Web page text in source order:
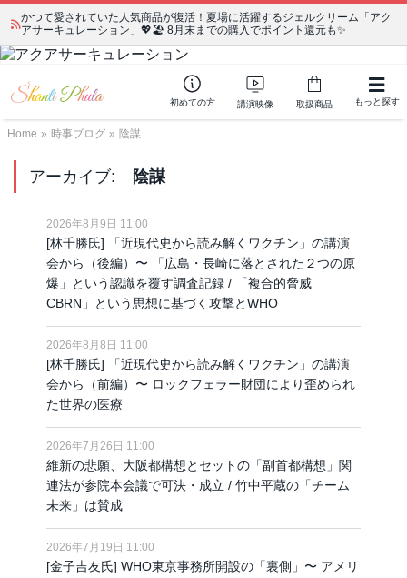
宗教学講座 中級コース 第139回 明治以降の日本の闇３ 〜日本の黒幕た
ちの出自／在日が入り込むヤクザ／朝鮮進駐軍から始まったパチンコ利権
初めての方 講演映像 取扱商品 もっと探す
Home » 時事ブログ » 陰謀
アーカイブ: 陰謀
2026年8月9日 11:00
[林千勝氏] 「近現代史から読み解くワクチン」の講演
会から（後編）〜 「広島・長崎に落とされた２つの原
爆」という認識を覆す調査記録 / 「複合的脅威
CBRN」という思想に基づく攻撃とWHO
2026年8月8日 11:00
[林千勝氏] 「近現代史から読み解くワクチン」の講演
会から（前編）〜 ロックフェラー財団により歪められ
た世界の医療
2026年7月26日 11:00
維新の悲願、大阪都構想とセットの「副首都構想」関
連法が参院本会議で可決・成立 / 竹中平蔵の「チーム
未来」は賛成
2026年7月19日 11:00
[金子吉友氏] WHO東京事務所開設の「裏側」〜 アメリ